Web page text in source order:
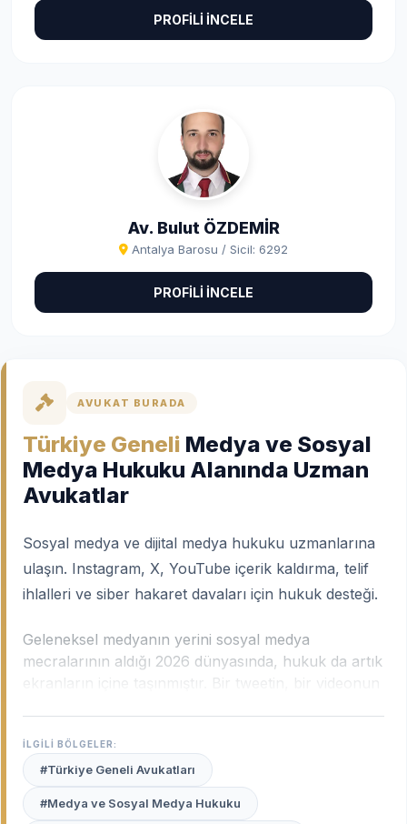
PROFİLİ İNCELE
Av. Bulut ÖZDEMİR
Antalya Barosu / Sicil: 6292
PROFİLİ İNCELE
AVUKAT BURADA
Türkiye Geneli Medya ve Sosyal
Medya Hukuku Alanında Uzman
Avukatlar
Sosyal medya ve dijital medya hukuku uzmanlarına
ulaşın. Instagram, X, YouTube içerik kaldırma, telif
ihlalleri ve siber hakaret davaları için hukuk desteği.
Geleneksel medyanın yerini sosyal medya
mecralarının aldığı 2026 dünyasında, hukuk da artık
ekranların içine taşınmıştır. Bir tweetin, bir videonun
zorbalığı ve telif hırsızlıklarını da getirmektedir. Dijital
dünyada "söz uçar, yazı kalır" ilkesi, yerini "veri
silinmez, ancak hukukla engellenir" ilkesine
bırakmıştır.
Türkiye geneli medya ve sosyal medya
İLGİLİ BÖLGELER:
#Türkiye Geneli Avukatları
#Medya ve Sosyal Medya Hukuku